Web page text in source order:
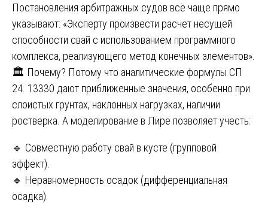
Постановления арбитражных судов всё чаще прямо
указывают: «Эксперту произвести расчет несущей
способности свай с использованием программного
комплекса, реализующего метод конечных элементов».
🏛️ Почему? Потому что аналитические формулы СП
24. 13330 дают приближенные значения, особенно при
слоистых грунтах, наклонных нагрузках, наличии
ростверка. А моделирование в Лире позволяет учесть:
🔹 Совместную работу свай в кусте (групповой
эффект).
🔹 Неравномерность осадок (дифференциальная
осадка).